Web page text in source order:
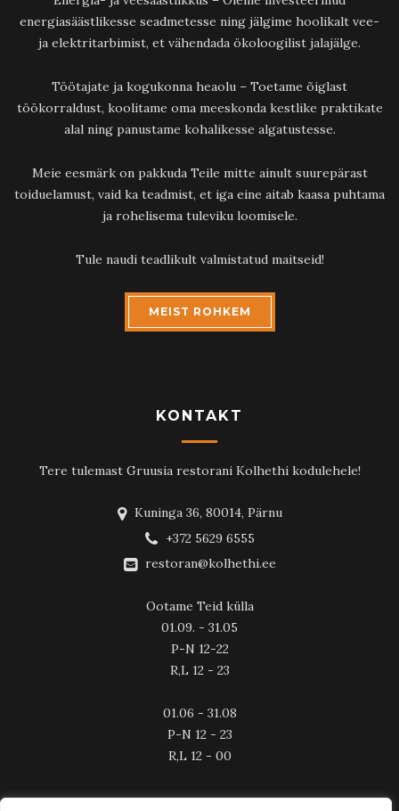
energiasäästlikesse seadmetesse ning jälgime hoolikalt vee-
ja elektritarbimist, et vähendada ökoloogilist jalajälge.
Töötajate ja kogukonna heaolu – Toetame õiglast
töökorraldust, koolitame oma meeskonda kestlike praktikate
alal ning panustame kohalikesse algatustesse.
Meie eesmärk on pakkuda Teile mitte ainult suurepärast
toiduelamust, vaid ka teadmist, et iga eine aitab kaasa puhtama
ja rohelisema tuleviku loomisele.
Tule naudi teadlikult valmistatud maitseid!
MEIST ROHKEM
KONTAKT
Tere tulemast Gruusia restorani Kolhethi kodulehele!
Kuninga 36, 80014, Pärnu
+372 5629 6555
restoran@kolhethi.ee
Ootame Teid külla
01.09. - 31.05
P-N 12-22
R,L 12 - 23
01.06 - 31.08
P-N 12 - 23
R,L 12 - 00